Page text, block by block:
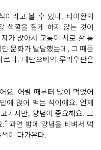
이라고 볼 수 있다. 타이완의
색깔을 짙게 하지 않는 것이
가 많아서 교통이 서로 잘 통
문화가 발달했는데, 그 때문
다. 대만오빠의 루러우판은
요. 어릴 때부터 많이 먹었어
에 얹어 먹는 식이에요. 언제
기지만, 양념이 중요해요. 그
과연 밥에 양념을 비벼서 먹
이 다가온다.